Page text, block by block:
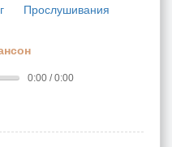
Прослушивания
0:00 / 0:00